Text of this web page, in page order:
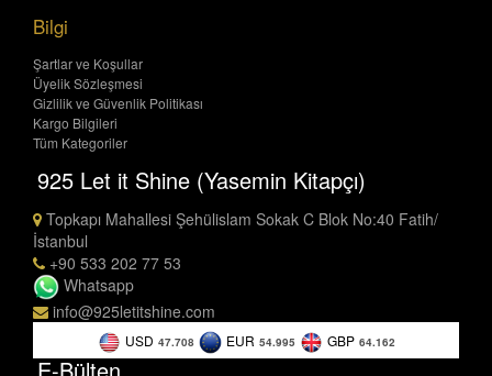
Bilgi
Şartlar ve Koşullar
Üyelik Sözleşmesi
Gizlilik ve Güvenlik Politikası
Kargo Bilgileri
Tüm Kategoriler
925 Let it Shine (Yasemin Kitapçı)
Topkapı Mahallesi Şehülislam Sokak C Blok No:40 Fatih/
İstanbul
+90 533 202 77 53
Whatsapp
info@925letitshine.com
USD 47.708 EUR 54.995 GBP 64.162